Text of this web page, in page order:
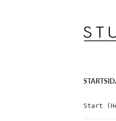
Start